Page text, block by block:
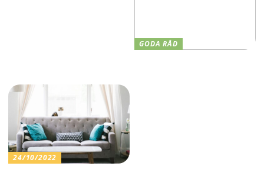
GODA RÅD
24/10/2022